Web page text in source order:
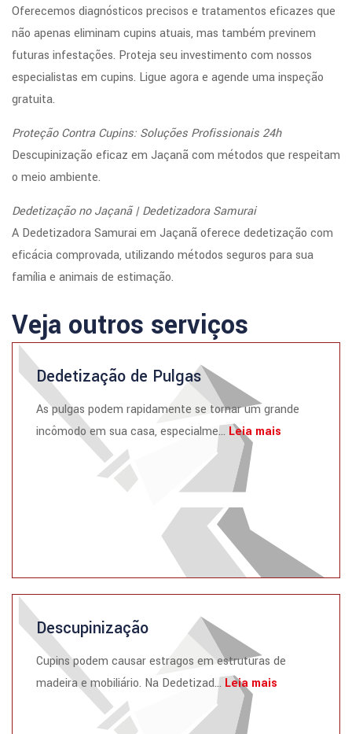
Oferecemos diagnósticos precisos e tratamentos eficazes que
não apenas eliminam cupins atuais, mas também previnem
futuras infestações. Proteja seu investimento com nossos
especialistas em cupins. Ligue agora e agende uma inspeção
gratuita.
Proteção Contra Cupins: Soluções Profissionais 24h
Descupinização eficaz em Jaçanã com métodos que respeitam
o meio ambiente.
Dedetização no Jaçanã | Dedetizadora Samurai
A Dedetizadora Samurai em Jaçanã oferece dedetização com
eficácia comprovada, utilizando métodos seguros para sua
família e animais de estimação.
Veja outros serviços
Dedetização de Pulgas
As pulgas podem rapidamente se tornar um grande
incômodo em sua casa, especialme... Leia mais
Descupinização
Cupins podem causar estragos em estruturas de
madeira e mobiliário. Na Dedetizad... Leia mais